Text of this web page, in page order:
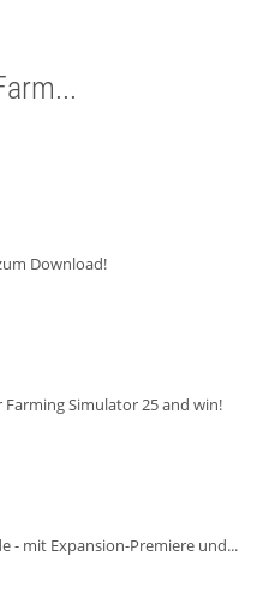
Download!
Simulator 25 and win!
- mit Expansion-Premiere und...